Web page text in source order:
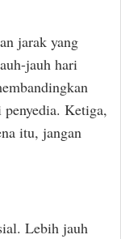
jarak yang
jauh hari
penyedia. Ketiga,
itu, jangan
Lebih jauh